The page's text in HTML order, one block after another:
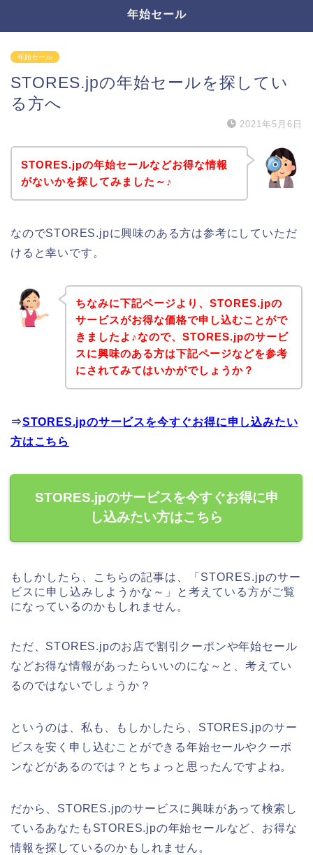
年始セール
年始セール
STORES.jpの年始セールを探してい
る方へ
2021年5月6日
STORES.jpの年始セールなどお得な情報
がないかを探してみました～♪
なのでSTORES.jpに興味のある方は参考にしていただ
けると幸いです。
ちなみに下記ページより、STORES.jpの
サービスがお得な価格で申し込むことがで
きましたよ♪なので、STORES.jpのサービ
スに興味のある方は下記ページなどを参考
にされてみてはいかがでしょうか？
⇒STORES.jpのサービスを今すぐお得に申し込みたい
方はこちら
STORES.jpのサービスを今すぐお得に申
し込みたい方はこちら
もしかしたら、こちらの記事は、「STORES.jpのサー
ビスに申し込みしようかな～」と考えている方がご覧
になっているのかもしれません。
ただ、STORES.jpのお店で割引クーポンや年始セール
などお得な情報があったらいいのにな～と、考えてい
るのではないでしょうか？
というのは、私も、もしかしたら、STORES.jpのサー
ビスを安く申し込むことができる年始セールやクーポ
ンなどがあるのでは？とちょっと思ったんですよね。
だから、STORES.jpのサービスに興味があって検索し
ているあなたもSTORES.jpの年始セールなど、お得な
情報を探しているのかもしれません。